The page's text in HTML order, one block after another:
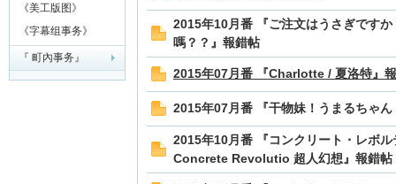
《美工版图》
《字幕组事务》
『 町內事务』
2015年10月番 『ご注文はうさぎです
嗎？？』報錯帖
2015年07月番 『Charlotte / 夏洛特』
2015年07月番 『干物妹！うまるちゃ
2015年10月番 『コンクリート・レボ
Concrete Revolutio 超人幻想』報錯帖